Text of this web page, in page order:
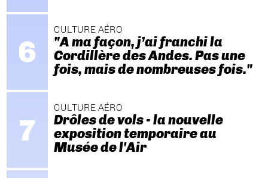
CULTURE AÉRO
"A ma façon, j’ai franchi la
Cordillère des Andes. Pas une
fois, mais de nombreuses fois."
CULTURE AÉRO
Drôles de vols - la nouvelle
exposition temporaire au
Musée de l'Air